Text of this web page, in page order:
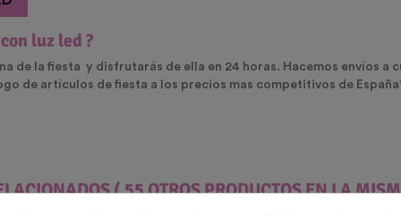
luz led ?
de la fiesta y disfrutarás de ella en 24 horas. Hacemos envíos
de artículos de fiesta a los precios mas competitivos de
( 55 OTROS PRODUCTOS EN LA